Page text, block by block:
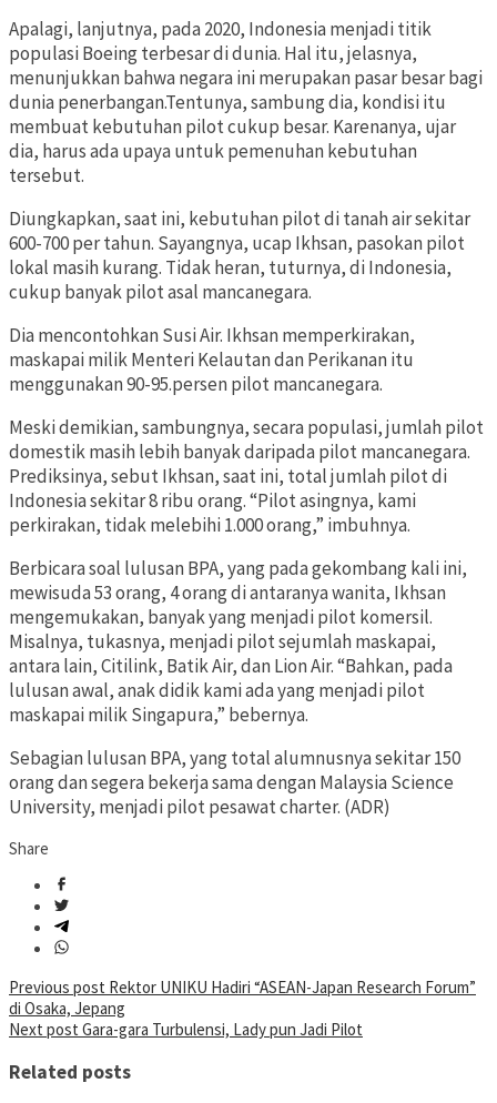
Apalagi, lanjutnya, pada 2020, Indonesia menjadi titik
populasi Boeing terbesar di dunia. Hal itu, jelasnya,
menunjukkan bahwa negara ini merupakan pasar besar bagi
dunia penerbangan.Tentunya, sambung dia, kondisi itu
membuat kebutuhan pilot cukup besar. Karenanya, ujar
dia, harus ada upaya untuk pemenuhan kebutuhan
tersebut.
Diungkapkan, saat ini, kebutuhan pilot di tanah air sekitar
600-700 per tahun. Sayangnya, ucap Ikhsan, pasokan pilot
lokal masih kurang. Tidak heran, tuturnya, di Indonesia,
cukup banyak pilot asal mancanegara.
Dia mencontohkan Susi Air. Ikhsan memperkirakan,
maskapai milik Menteri Kelautan dan Perikanan itu
menggunakan 90-95.persen pilot mancanegara.
Meski demikian, sambungnya, secara populasi, jumlah pilot
domestik masih lebih banyak daripada pilot mancanegara.
Prediksinya, sebut Ikhsan, saat ini, total jumlah pilot di
Indonesia sekitar 8 ribu orang. “Pilot asingnya, kami
perkirakan, tidak melebihi 1.000 orang,” imbuhnya.
Berbicara soal lulusan BPA, yang pada gekombang kali ini,
mewisuda 53 orang, 4 orang di antaranya wanita, Ikhsan
mengemukakan, banyak yang menjadi pilot komersil.
Misalnya, tukasnya, menjadi pilot sejumlah maskapai,
antara lain, Citilink, Batik Air, dan Lion Air. “Bahkan, pada
lulusan awal, anak didik kami ada yang menjadi pilot
maskapai milik Singapura,” bebernya.
Sebagian lulusan BPA, yang total alumnusnya sekitar 150
orang dan segera bekerja sama dengan Malaysia Science
University, menjadi pilot pesawat charter. (ADR)
Share
Post
navigation
Previous post Rektor UNIKU Hadiri “ASEAN-Japan Research Forum”
di Osaka, Jepang
Next post Gara-gara Turbulensi, Lady pun Jadi Pilot
Related posts